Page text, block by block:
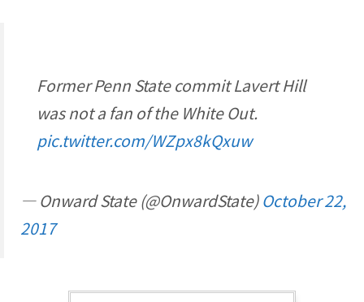
Former Penn State commit Lavert Hill
was not a fan of the White Out.
pic.twitter.com/WZpx8kQxuw
— Onward State (@OnwardState)October 22,
2017